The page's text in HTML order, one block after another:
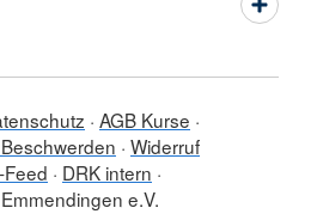
AGB Kurse
Widerruf
Feed
DRK intern
e.V.